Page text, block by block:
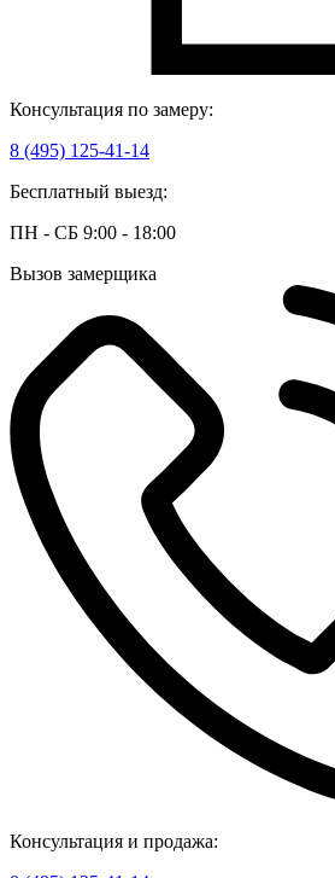
Консультация по замеру:
8 (495) 125-41-14
Бесплатный выезд:
ПН - СБ 9:00 - 18:00
Вызов замерщика
Консультация и продажа: